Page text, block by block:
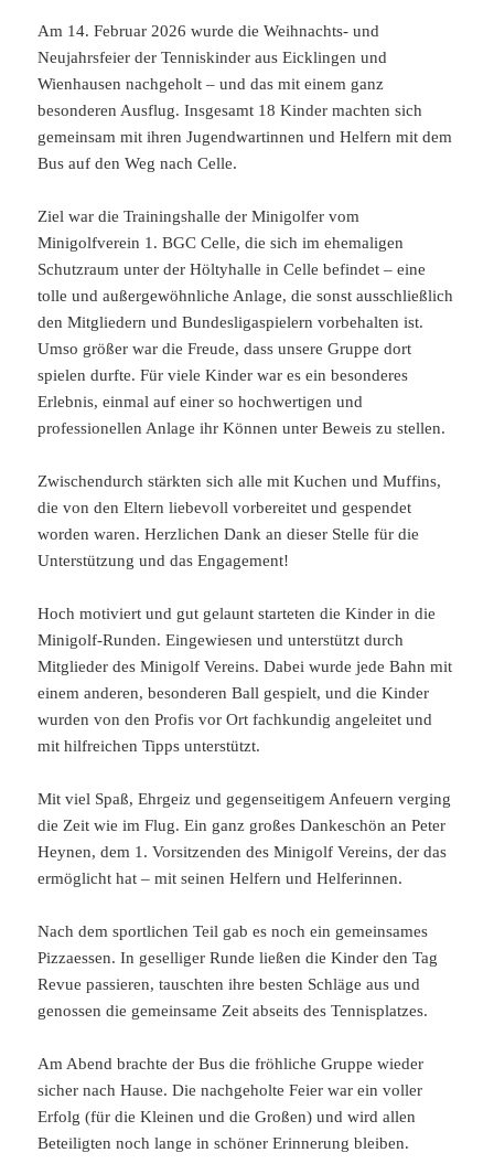
Am 14. Februar 2026 wurde die Weihnachts- und
Neujahrsfeier der Tenniskinder aus Eicklingen und
Wienhausen nachgeholt – und das mit einem ganz
besonderen Ausflug. Insgesamt 18 Kinder machten sich
gemeinsam mit ihren Jugendwartinnen und Helfern mit dem
Bus auf den Weg nach Celle.
Ziel war die Trainingshalle der Minigolfer vom
Minigolfverein 1. BGC Celle, die sich im ehemaligen
Schutzraum unter der Höltyhalle in Celle befindet – eine
tolle und außergewöhnliche Anlage, die sonst ausschließlich
den Mitgliedern und Bundesligaspielern vorbehalten ist.
Umso größer war die Freude, dass unsere Gruppe dort
spielen durfte. Für viele Kinder war es ein besonderes
Erlebnis, einmal auf einer so hochwertigen und
professionellen Anlage ihr Können unter Beweis zu stellen.
Zwischendurch stärkten sich alle mit Kuchen und Muffins,
die von den Eltern liebevoll vorbereitet und gespendet
worden waren. Herzlichen Dank an dieser Stelle für die
Unterstützung und das Engagement!
Hoch motiviert und gut gelaunt starteten die Kinder in die
Minigolf-Runden. Eingewiesen und unterstützt durch
Mitglieder des Minigolf Vereins. Dabei wurde jede Bahn mit
einem anderen, besonderen Ball gespielt, und die Kinder
wurden von den Profis vor Ort fachkundig angeleitet und
mit hilfreichen Tipps unterstützt.
Mit viel Spaß, Ehrgeiz und gegenseitigem Anfeuern verging
die Zeit wie im Flug. Ein ganz großes Dankeschön an Peter
Heynen, dem 1. Vorsitzenden des Minigolf Vereins, der das
ermöglicht hat – mit seinen Helfern und Helferinnen.
Nach dem sportlichen Teil gab es noch ein gemeinsames
Pizzaessen. In geselliger Runde ließen die Kinder den Tag
Revue passieren, tauschten ihre besten Schläge aus und
genossen die gemeinsame Zeit abseits des Tennisplatzes.
Am Abend brachte der Bus die fröhliche Gruppe wieder
sicher nach Hause. Die nachgeholte Feier war ein voller
Erfolg (für die Kleinen und die Großen) und wird allen
Beteiligten noch lange in schöner Erinnerung bleiben.